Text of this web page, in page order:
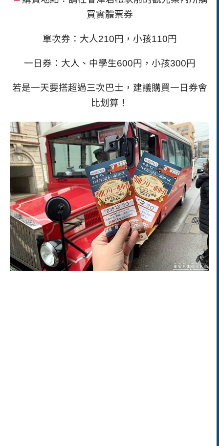
買實體票券
單次券：大人210円，小孩110円
一日券：大人、中學生600円，小孩300円
若是一天要搭超過三次巴士，建議購買一日券會
比划算！